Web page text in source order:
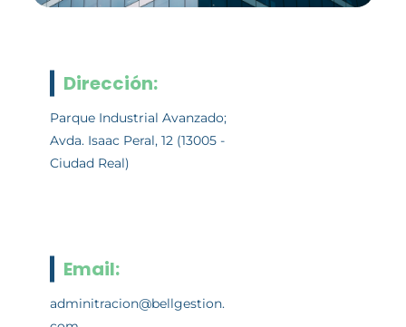
Dirección:
Parque Industrial Avanzado;
Avda. Isaac Peral, 12 (13005 -
Ciudad Real)
Email:
adminitracion@bellgestion.